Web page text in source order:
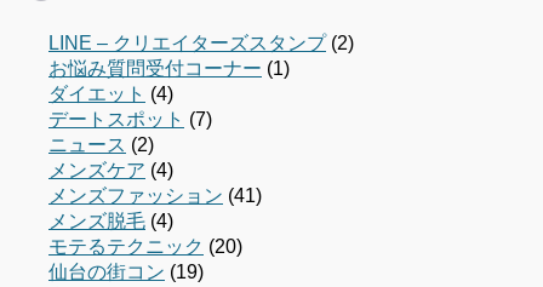
LINE – クリエイターズスタンプ(2)
お悩み質問受付コーナー (1)
ダイエット (4)
デートスポット (7)
ニュース (2)
メンズケア (4)
メンズファッション (41)
メンズ脱毛 (4)
モテるテクニック (20)
仙台の街コン (19)